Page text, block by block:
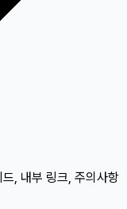
, 내부 링크, 주의사항